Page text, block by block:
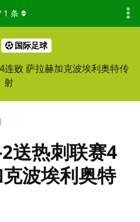
国际足球
败 萨拉赫加克波埃利奥特传
射
1 条
送热刺联赛4
波埃利奥特